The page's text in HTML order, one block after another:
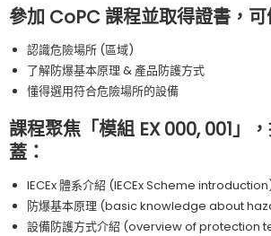
參加 CoPC 課程並取得證書，可
認識危險場所 (區域)
了解防爆基本原理 & 產品防護方式
懂得選用符合危險場所的設備
課程聚焦「模組 EX 000, 001」
蓋：
IECEx 體系介紹 (IECEx Scheme
防爆基本原理 (basic knowledge about
設備防護方式介紹 (overview of protection